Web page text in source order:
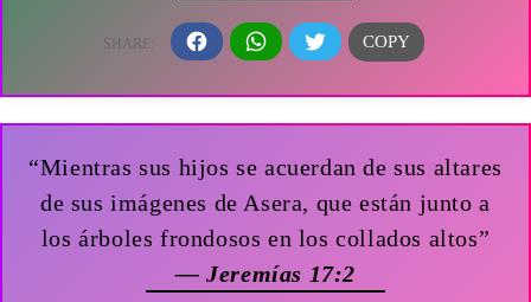
“Mientras sus hijos se acuerdan de sus altares
de sus imágenes de Asera, que están junto a
los árboles frondosos en los collados altos”
— Jeremías 17:2